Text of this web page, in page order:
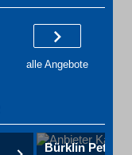
alle Angebote
Bürklin Petra